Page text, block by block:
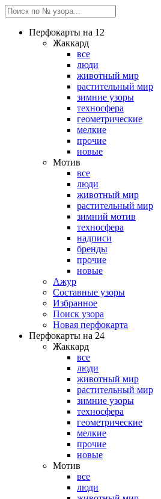
Перфокарты на 12
Жаккард
все
люди
животный мир
растительный мир
зимние узоры
техносфера
геометрические
мелкие
прочие
новые
Мотив
все
люди
животный мир
растительный мир
зимний мотив
техносфера
надписи
бренды
прочие
новые
Ажур
Составные узоры
Избранное
Поиск узора
Новая перфокарта
Перфокарты на 24
Жаккард
все
люди
животный мир
растительный мир
зимние узоры
техносфера
геометрические
мелкие
прочие
новые
Мотив
все
люди